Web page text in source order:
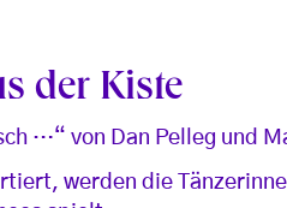
der Kiste
…“ von Dan Pelleg und
werden die